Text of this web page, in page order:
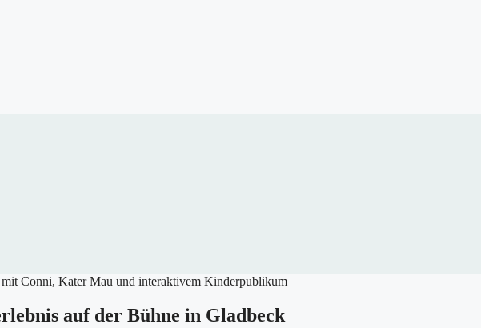
auf der Bühne in Gladbeck